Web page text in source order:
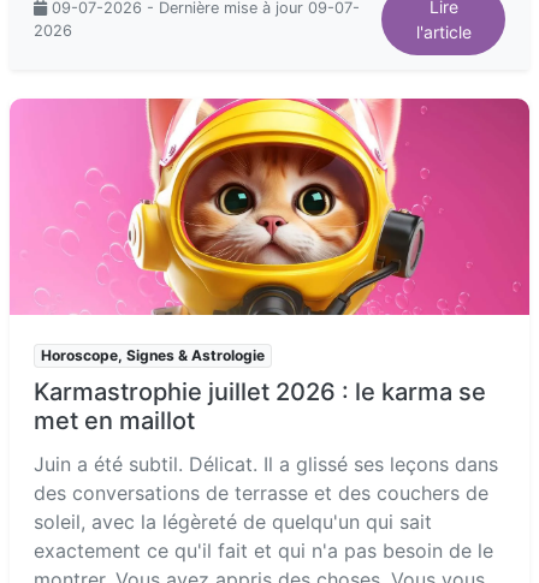
09-07-2026 - Dernière mise à jour 09-07-
2026
Lire
l'article
Horoscope, Signes & Astrologie
Karmastrophie juillet 2026 : le karma se
met en maillot
Juin a été subtil. Délicat. Il a glissé ses leçons dans
des conversations de terrasse et des couchers de
soleil, avec la légèreté de quelqu'un qui sait
exactement ce qu'il fait et qui n'a pas besoin de le